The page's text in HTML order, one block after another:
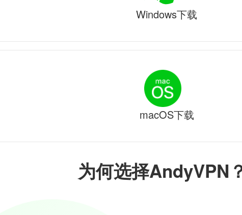
为何选择AndyVPN
Windows下载
macOS下载